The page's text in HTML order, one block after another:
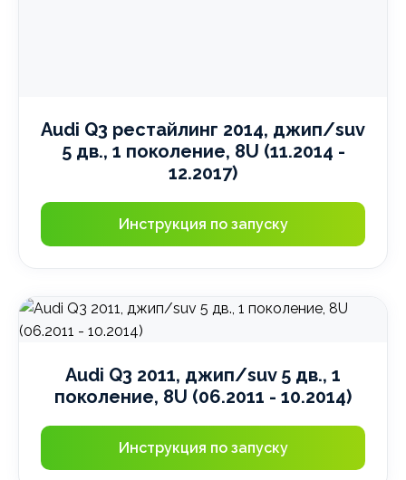
Audi Q3 рестайлинг 2014, джип/suv
5 дв., 1 поколение, 8U (11.2014 -
12.2017)
Инструкция по запуску
Audi Q3 2011, джип/suv 5 дв., 1
поколение, 8U (06.2011 - 10.2014)
Инструкция по запуску